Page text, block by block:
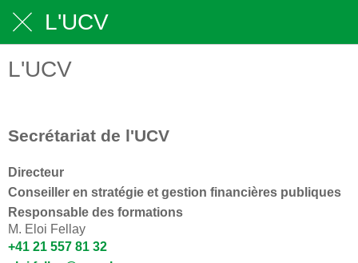
L'UCV
L'UCV
Secrétariat de l'UCV
Directeur
Conseiller en stratégie et gestion financières publiques
Responsable des formations
M. Eloi Fellay
+41 21 557 81 32